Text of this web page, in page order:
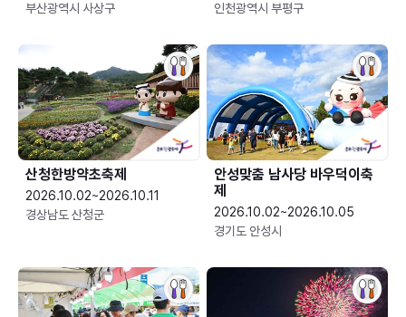
부산광역시 사상구
인천광역시 부평구
산청한방약초축제
2026.10.02~2026.10.11
경상남도 산청군
안성맞춤 남사당 바우덕이축
제
2026.10.02~2026.10.05
경기도 안성시